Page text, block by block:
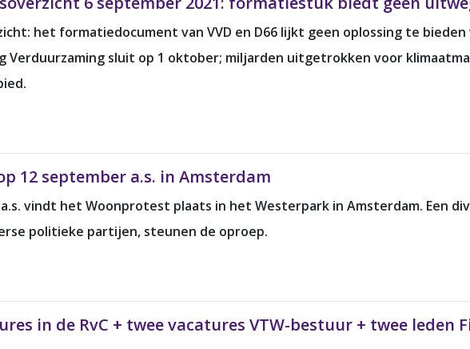
het formatiedocument van VVD en D66 lijkt geen oplossing te
Verduurzaming sluit op 1 oktober; miljarden uitgetrokken voor
12 september a.s. in Amsterdam
vindt het Woonprotest plaats in het Westerpark in Amsterdam. Een
politieke partijen, steunen de oproep.
in de RvC + twee vacatures VTW-bestuur + twee leden